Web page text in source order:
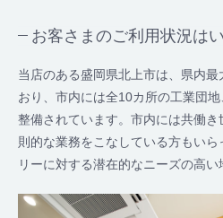
お客さまのご利用状況は
当店のある盛岡県北上市は、県内
おり、市内には全10カ所の工業団
整備されています。市内には共働
則的な業務をこなしている方もい
リーに対する潜在的なニーズの高い